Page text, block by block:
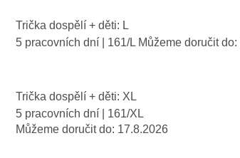
Trička dospělí + děti: L
5 pracovních dní
| 161/L Můžeme doručit do:
Trička dospělí + děti: XL
5 pracovních dní
| 161/XL
Můžeme doručit do: 17.8.2026